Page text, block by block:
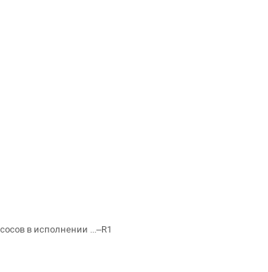
в исполнении ...–R1